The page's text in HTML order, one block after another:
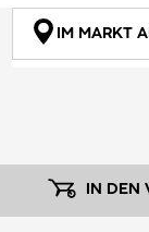
NICHT
IM MARKT
IN DEN